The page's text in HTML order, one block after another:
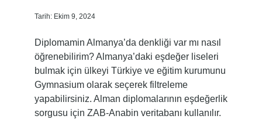
Tarih: Ekim 9, 2024
Diplomamin Almanya’da denkliği var mı nasıl
öğrenebilirim? Almanya’daki eşdeğer liseleri
bulmak için ülkeyi Türkiye ve eğitim kurumunu
Gymnasium olarak seçerek filtreleme
yapabilirsiniz. Alman diplomalarının eşdeğerlik
sorgusu için ZAB-Anabin veritabanı kullanılır.